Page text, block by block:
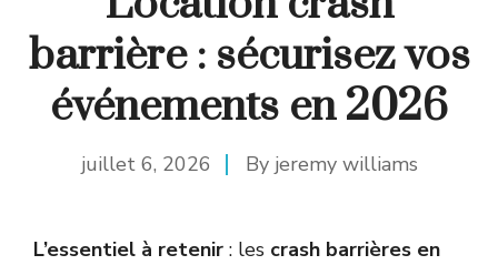
barrière : sécurisez vos
événements en 2026
juillet 6, 2026 By jeremy williams
L’essentiel à retenir : les crash barrières en